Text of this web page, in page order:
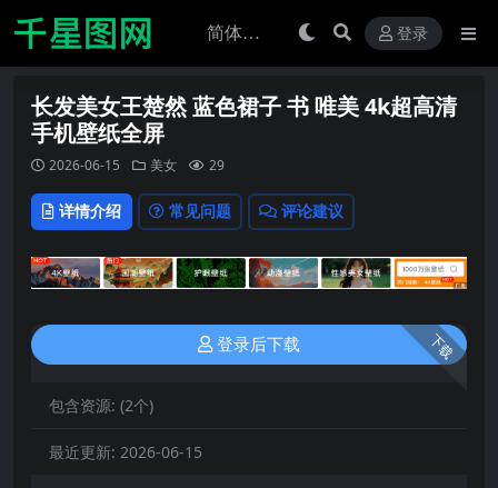
登录
长发美女王楚然 蓝色裙子 书 唯美 4k超高清
手机壁纸全屏
2026-06-15 美女 29
详情介绍 常见问题 评论建议
下载
登录后下载
包含资源: (2个)
最近更新: 2026-06-15